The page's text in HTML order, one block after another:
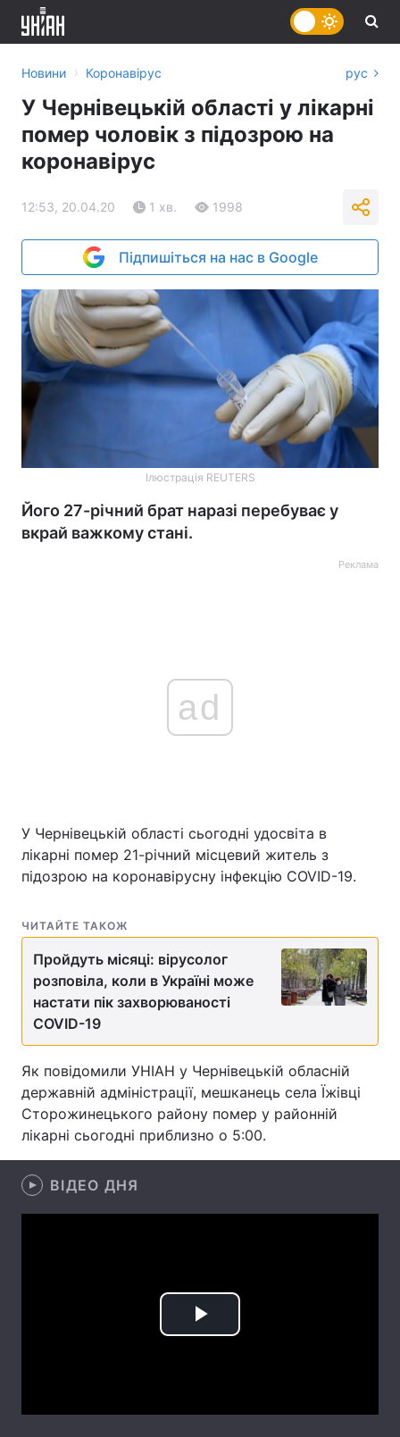
Головна Війна
Економіка Світ
Спорт Наука
Техно і зв'язок
Зброя Інциденти
Здоров'я Туризм
Екологія
Новини › Коронавірус рус
У Чернівецькій області у лікарні
помер чоловік з підозрою на
коронавірус
12:53, 20.04.20 1 хв. 1998
Підпишіться на нас в Google
Ілюстрація REUTERS
Його 27-річний брат наразі перебуває у
вкрай важкому стані.
Реклама
ad
У Чернівецькій області сьогодні удосвіта в
лікарні помер 21-річний місцевий житель з
підозрою на коронавірусну інфекцію COVID-19.
ЧИТАЙТЕ ТАКОЖ
Пройдуть місяці: вірусолог
розповіла, коли в Україні може
настати пік захворюваності
COVID-19
Як повідомили УНІАН у Чернівецькій обласній
державній адміністрації, мешканець села Їжівці
Сторожинецького району помер у районній
лікарні сьогодні приблизно о 5:00.
ВІДЕО ДНЯ
Play